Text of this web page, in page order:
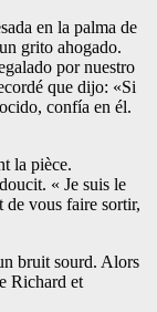
en la palma de
grito ahogado.
por nuestro
que dijo: «Si
confía en él.
la pièce.
« Je suis le
de vous faire sortir,
bruit sourd. Alors
Richard et